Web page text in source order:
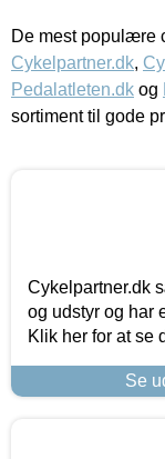
De mest populære
Cykelpartner.dk,
Pedalatleten.dk og
sortiment til gode
Cykelpartner.dk
og udstyr og har
Klik her for at se
Se